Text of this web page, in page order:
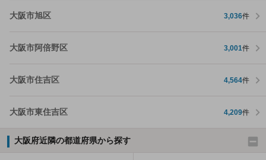
大阪市旭区 3,036件
大阪市阿倍野区 3,001件
大阪市住吉区 4,564件
大阪市東住吉区 4,209件
大阪府近隣の都道府県から探す